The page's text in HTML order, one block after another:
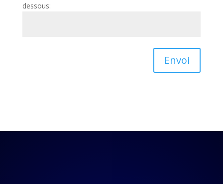
dessous:
Envoi